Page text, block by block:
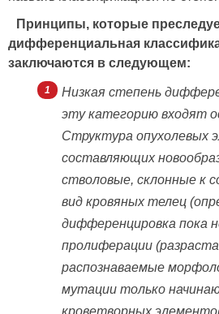
Принципы, которые
дифференциальная
заключаются в следующем:
Низкая степень
эту категорию входят
Структура опухолевых
составляющих
стволовые, склонные к
вид кровяных телец
дифференцировка пока
пролиферации
распознаваемые
мутации только